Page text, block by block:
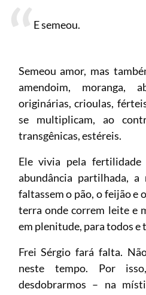
E semeou.
Semeou amor, mas
amendoim, moranga,
originárias, crioulas,
se multiplicam, ao
transgênicas, estéreis.
Ele vivia pela fertilidade
abundância partilhada,
faltassem o pão, o feijão e
terra onde correm leite e
em plenitude, para todos e
Frei Sérgio fará falta.
neste tempo. Por
desdobrarmos – na